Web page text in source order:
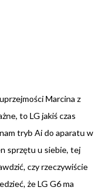
Marcina z
to LG jakiś czas
tryb Ai do aparatu w
sprzętu u siebie, tej
czy rzeczywiście
że LG G6 ma